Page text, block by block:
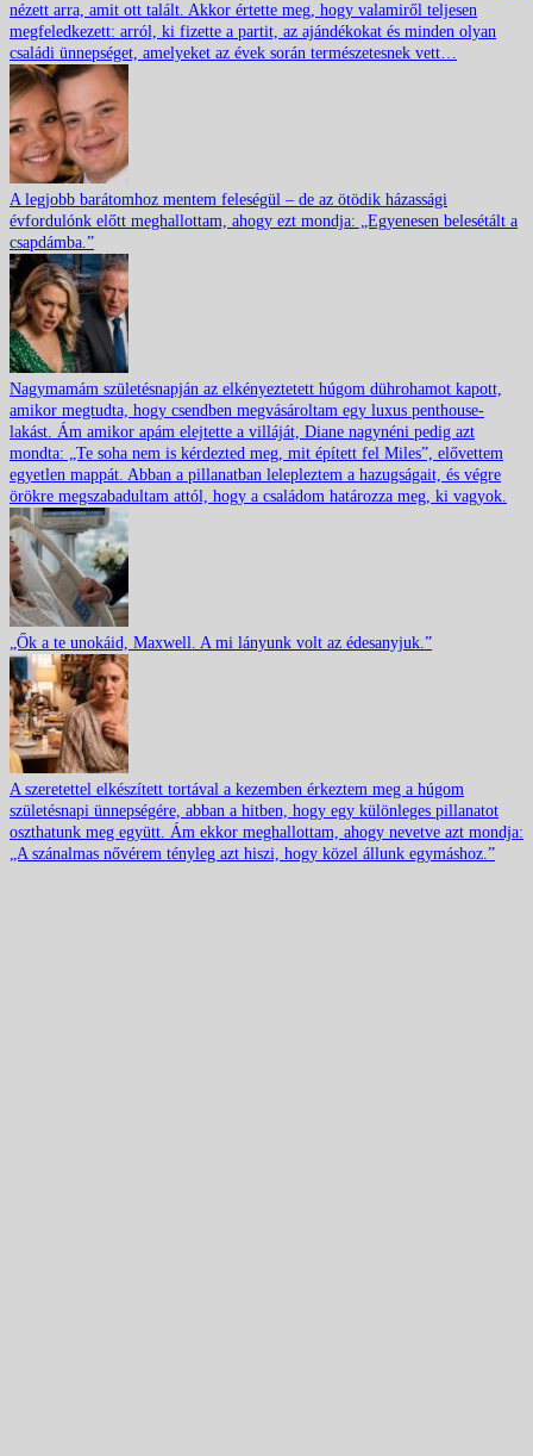
nézett arra, amit ott talált. Akkor értette meg, hogy valamiről teljesen
megfeledkezett: arról, ki fizette a partit, az ajándékokat és minden olyan
családi ünnepséget, amelyeket az évek során természetesnek vett…
A legjobb barátomhoz mentem feleségül – de az ötödik házassági
évfordulónk előtt meghallottam, ahogy ezt mondja: „Egyenesen belesétált a
csapdámba.”
Nagymamám születésnapján az elkényeztetett húgom dührohamot kapott,
amikor megtudta, hogy csendben megvásároltam egy luxus penthouse-
lakást. Ám amikor apám elejtette a villáját, Diane nagynéni pedig azt
mondta: „Te soha nem is kérdezted meg, mit épített fel Miles”, elővettem
egyetlen mappát. Abban a pillanatban lelepleztem a hazugságait, és végre
örökre megszabadultam attól, hogy a családom határozza meg, ki vagyok.
„Ők a te unokáid, Maxwell. A mi lányunk volt az édesanyjuk.”
A szeretettel elkészített tortával a kezemben érkeztem meg a húgom
születésnapi ünnepségére, abban a hitben, hogy egy különleges pillanatot
oszthatunk meg együtt. Ám ekkor meghallottam, ahogy nevetve azt mondja:
„A szánalmas nővérem tényleg azt hiszi, hogy közel állunk egymáshoz.”